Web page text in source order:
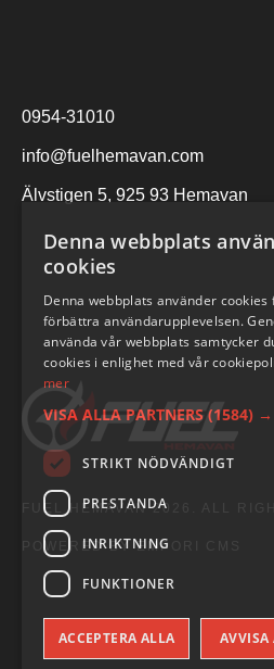
0954-31010
info@fuelhemavan.com
Älvstigen 5, 925 93 Hemavan
FUEL HEMAVAN 2026. ALL
POWERED BY EMPORI CMS
Denna webbplats
cookies
Denna webbplats använder cookies
förbättra användarupplevelsen.
använda vår webbplats samtycker
cookies i enlighet med vår
mer
VISA ALLA PARTNERS (1584) →
STRIKT NÖDVÄNDIGT
PRESTANDA
INRIKTNING
FUNKTIONER
ACCEPTERA ALLA AVVISA